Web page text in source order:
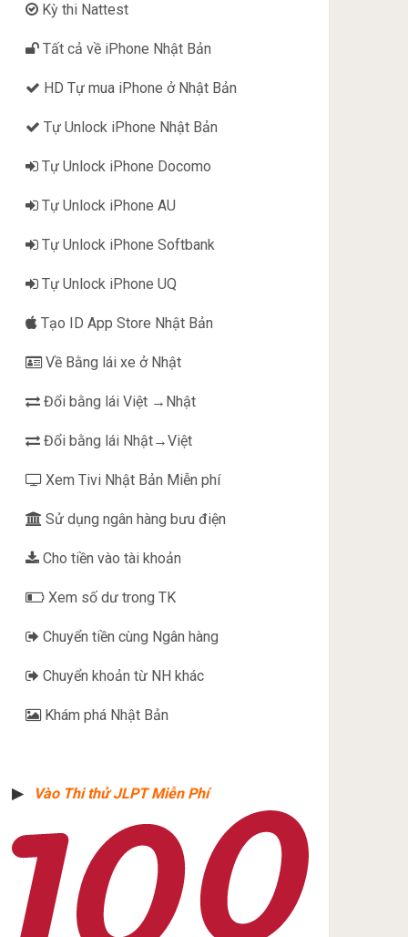
Kỳ thi Nattest
Tất cả về iPhone Nhật Bản
HD Tự mua iPhone ở Nhật Bản
Tự Unlock iPhone Nhật Bản
Tự Unlock iPhone Docomo
Tự Unlock iPhone AU
Tự Unlock iPhone Softbank
Tự Unlock iPhone UQ
Tạo ID App Store Nhật Bản
Về Bằng lái xe ở Nhật
Đổi bằng lái Việt →Nhật
Đổi bằng lái Nhật→Việt
Xem Tivi Nhật Bản Miễn phí
Sử dụng ngân hàng bưu điện
Cho tiền vào tài khoản
Xem số dư trong TK
Chuyển tiền cùng Ngân hàng
Chuyển khoản từ NH khác
Khám phá Nhật Bản
▶︎ Vào Thi thử JLPT Miễn Phí